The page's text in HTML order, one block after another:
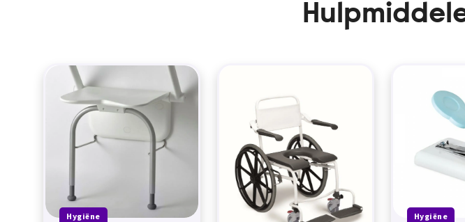
Hygiëne Hygiëne